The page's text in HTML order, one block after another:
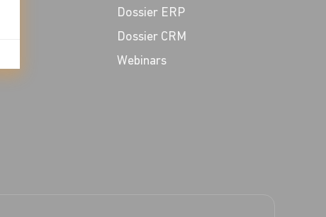
Dossier ERP
Dossier CRM
Webinars